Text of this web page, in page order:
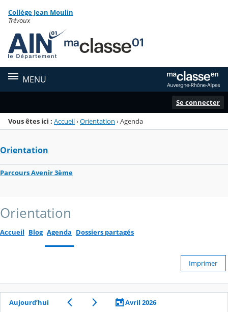
Menu de la rubrique
Contenu
Collège Jean Moulin
Trévoux
MENU
Se connecter
Vous êtes ici : Accueil›Orientation ›Agenda
Orientation
Parcours Avenir 3ème
Orientation
Accueil Blog Agenda Dossiers partagés
Imprimer
Aujourd’hui
Avril 2026